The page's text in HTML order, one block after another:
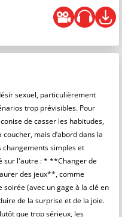
sexuel, particulièrement
trop prévisibles. Pour
de casser les habitudes,
mais d’abord dans la
simples et
sur l'autre : * **Changer de
des jeux**, comme
(avec un gage à la clé en
de la surprise et de la joie.
que trop sérieux, les